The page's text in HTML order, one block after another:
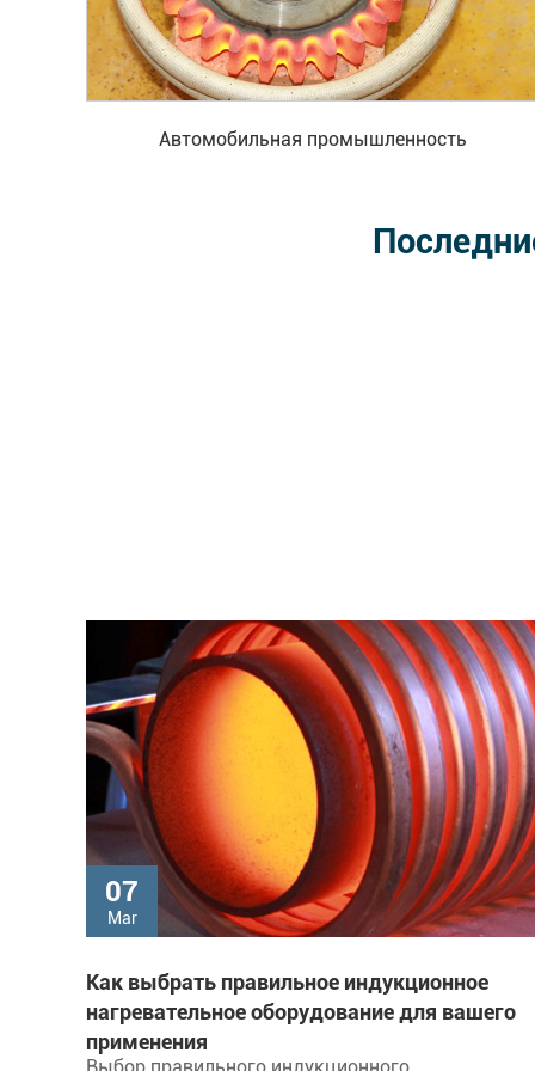
Автомобильная промышленность
07
Mar
Как выбрать правильное индукционное
нагревательное оборудование для вашего
применения
Выбор правильного индукционного